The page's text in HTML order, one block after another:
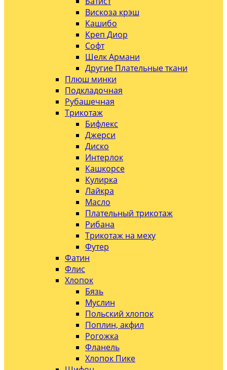
Вискоза крэш
Кашибо
Креп Диор
Софт
Шелк Армани
Другие Плательные ткани
Плюш минки
Подкладочная
Рубашечная
Трикотаж
Бифлекс
Джерси
Диско
Интерлок
Кашкорсе
Кулирка
Лайкра
Масло
Плательный трикотаж
Рибана
Трикотаж на меху
Футер
Фатин
Флис
Хлопок
Бязь
Муслин
Польский хлопок
Поплин, акфил
Рогожка
Фланель
Хлопок Пике